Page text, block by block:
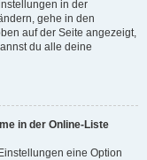
in der
gehe in den
auf der Seite angezeigt,
du alle deine
in der Online-Liste
eine Option